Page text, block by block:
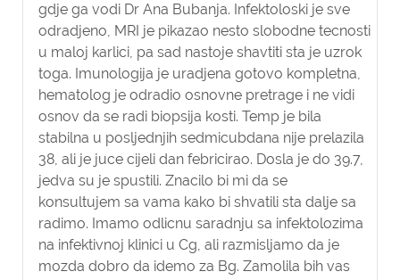
gdje ga vodi Dr Ana Bubanja. Infektoloski je sve
odradjeno, MRI je pikazao nesto slobodne tecnosti
u maloj karlici, pa sad nastoje shavtiti sta je uzrok
toga. Imunologija je uradjena gotovo kompletna,
hematolog je odradio osnovne pretrage i ne vidi
osnov da se radi biopsija kosti. Temp je bila
stabilna u posljednjih sedmicubdana nije prelazila
38, ali je juce cijeli dan febricirao. Dosla je do 39.7,
jedva su je spustili. Znacilo bi mi da se
konsultujem sa vama kako bi shvatili sta dalje sa
radimo. Imamo odlicnu saradnju sa infektolozima
na infektivnoj klinici u Cg, ali razmisljamo da je
mozda dobro da idemo za Bg. Zamolila bih vas